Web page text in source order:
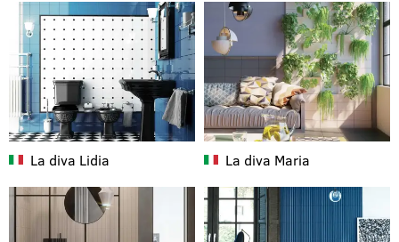
La diva Lidia La diva Maria